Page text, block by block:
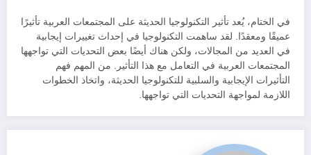
في الختام، يُعد تأثير التكنولوجيا الحديثة على المجتمعات العربية تأثيرًا
عميقًا ومعقدًا. لقد ساهمت التكنولوجيا في إحداث تغييرات إيجابية
في العديد من المجالات، ولكن هناك أيضًا بعض التحديات التي تواجهها
المجتمعات العربية في التعامل مع هذا التأثير. من المهم فهم
التأثيرات الإيجابية والسلبية للتكنولوجيا الحديثة، واتخاذ الخطوات
اللازمة لمواجهة التحديات التي تواجهها.